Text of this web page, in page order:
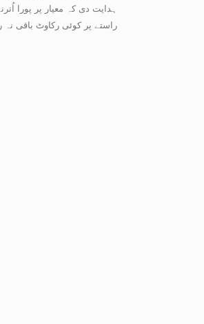
ہدایت دی کہ معیار پر پورا
راستے پر کوئی رکاوٹ باقی نہ